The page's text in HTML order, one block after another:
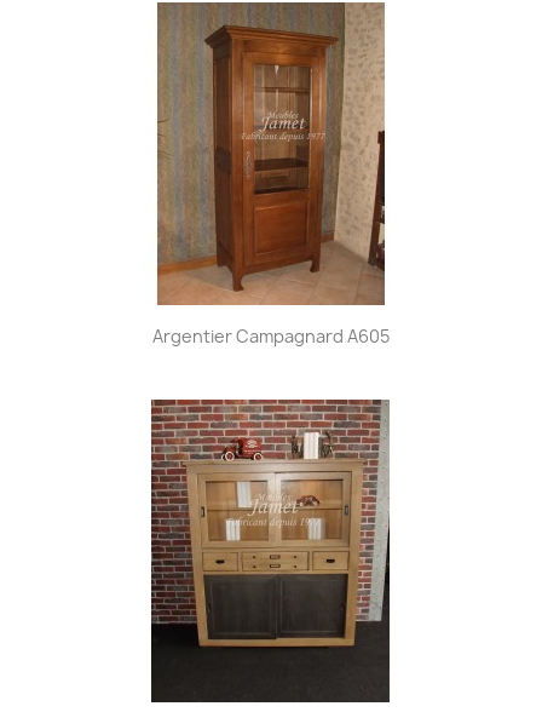
Argentier Campagnard A605